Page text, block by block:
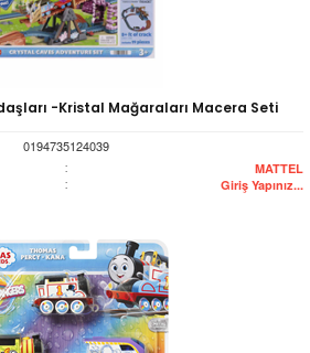
-Kristal Mağaraları Macera Seti
0194735124039
: MATTEL
: Giriş Yapınız...